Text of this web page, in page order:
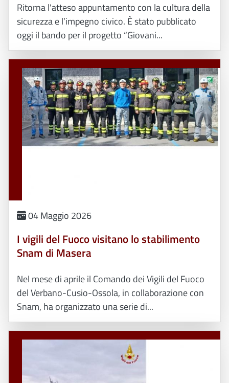
Ritorna l'atteso appuntamento con la cultura della
sicurezza e l’impegno civico. È stato pubblicato
oggi il bando per il progetto “Giovani...
04 Maggio 2026
I vigili del Fuoco visitano lo stabilimento
Snam di Masera
Nel mese di aprile il Comando dei Vigili del Fuoco
del Verbano-Cusio-Ossola, in collaborazione con
Snam, ha organizzato una serie di...